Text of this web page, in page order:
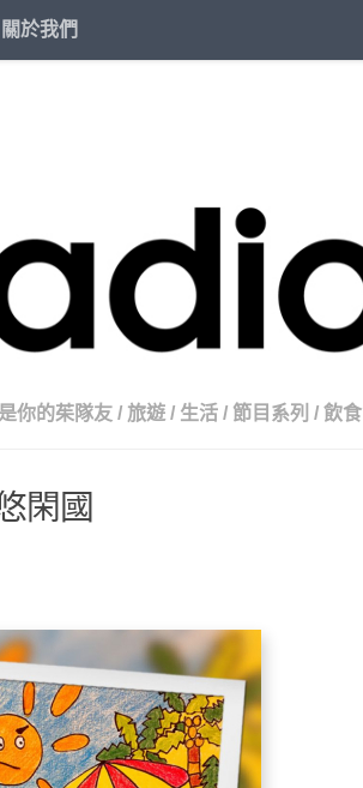
關於我們
你的茱隊友 / 旅遊 / 生活 / 節目系列 / 飲食
閑國